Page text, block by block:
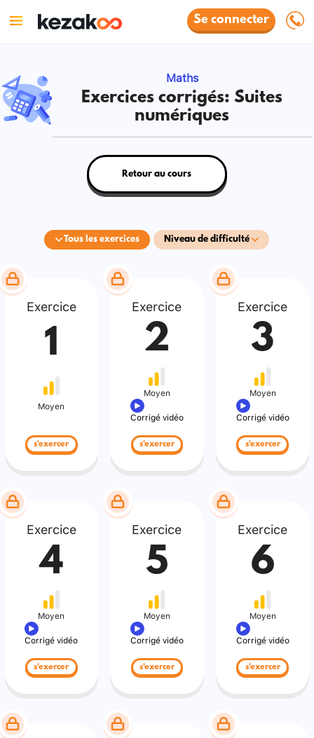
Se connecter
Maths
Exercices corrigés: Suites
numériques
Tous les exercices Niveau de difficulté
Retour au cours
Exercice
1
Moyen
s'exercer
Exercice
2
Moyen
Corrigé vidéo
s'exercer
Exercice
3
Moyen
Corrigé vidéo
s'exercer
Exercice
4
Moyen
Corrigé vidéo
s'exercer
Exercice
5
Moyen
Corrigé vidéo
s'exercer
Exercice
6
Moyen
Corrigé vidéo
s'exercer